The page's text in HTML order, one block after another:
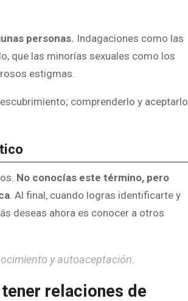
personas. Indagaciones como las
que las minorías sexuales como los
estigmas.
comprenderlo y aceptarlo
No conocías este término, pero
. Al final, cuando logras identificarte y
deseas ahora es conocer a otros
y autoaceptación.
relaciones de